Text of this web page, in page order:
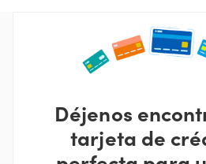
Déjenos
tarjeta de